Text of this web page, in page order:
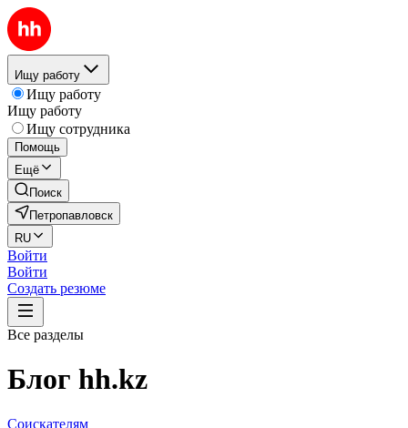
Ищу работу
Ищу работу
Ищу работу
Ищу сотрудника
Помощь
Ещё
Поиск
Петропавловск
RU
Войти
Войти
Создать резюме
Все разделы
Блог hh.kz
Соискателям